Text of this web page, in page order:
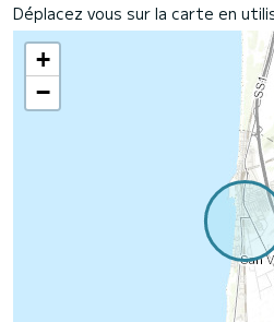
Déplacez vous sur la carte en
+
−